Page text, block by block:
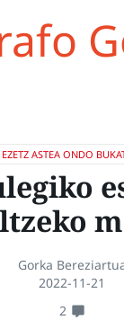
EZETZ ASTEA ONDO
Gorka
2022-11-21
2